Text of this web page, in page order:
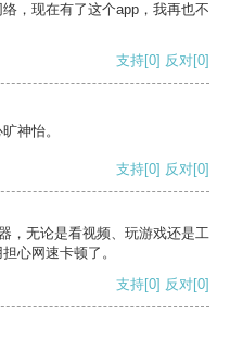
，现在有了这个app，我再也不
支持[0] 反对[0]
神怡。
支持[0] 反对[0]
，无论是看视频、玩游戏还是工
心网速卡顿了。
支持[0] 反对[0]